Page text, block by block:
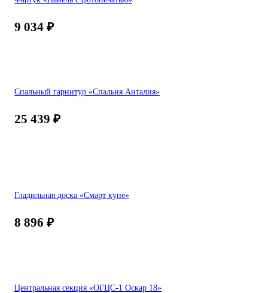
9 034 ₽
Спальный гарнитур «Спальня Анталия»
25 439 ₽
Гладильная доска «Смарт купе»
8 896 ₽
Центральная секция «ОГЦС-1 Оскар 18»